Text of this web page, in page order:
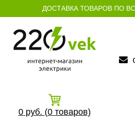
ДОСТАВКА ТОВАРОВ ПО
0 руб. (0 товаров)